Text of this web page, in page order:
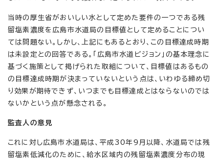
当時の厚生省がおいしい水として定めた要件の一つである残
留塩素濃度を広島市水道局の目標値として定めることについ
ては問題ない。しかし、上記にもあるとおり、この目標達成時期
は未設定との回答である。「広島市水道ビジョン」の基本理念に
基づく施策として掲げられた取組について、目標値はあるもの
の目標達成時期が決まっていないという点は、いわゆる締め切
り効果が期待できず、いつまでも目標達成とはならないのでは
ないかという点が懸念される。
監査人の意見
これに対し広島市水道局は、平成30年9月以降、水道局では残
留塩素低減化のために、給水区域内の残留塩素濃度分布の現